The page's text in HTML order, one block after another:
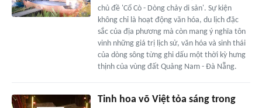
chủ đề 'Cổ Cò - Dòng chảy di sản'. Sự kiện
không chỉ là hoạt động văn hóa, du lịch đặc
sắc của địa phương mà còn mang ý nghĩa tôn
vinh những giá trị lịch sử, văn hóa và sinh thái
của dòng sông từng ghi dấu một thời kỳ hưng
thịnh của vùng đất Quảng Nam - Đà Nẵng.
Tinh hoa võ Việt tỏa sáng trong